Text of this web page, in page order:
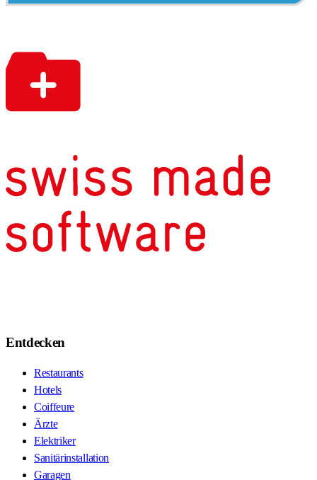
Entdecken
Restaurants
Hotels
Coiffeure
Ärzte
Elektriker
Sanitärinstallation
Garagen